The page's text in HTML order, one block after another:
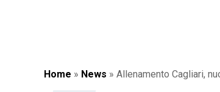
Home » News » Allenamento Cagliari,